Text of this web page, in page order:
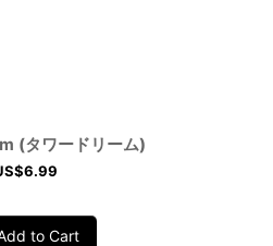
(タワードリーム)
6.99
to Cart